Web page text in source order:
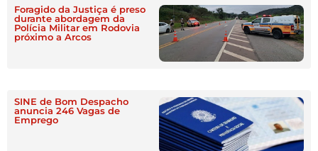
Foragido da Justiça é preso
durante abordagem da
Polícia Militar em Rodovia
próximo a Arcos
SINE de Bom Despacho
anuncia 246 Vagas de
Emprego